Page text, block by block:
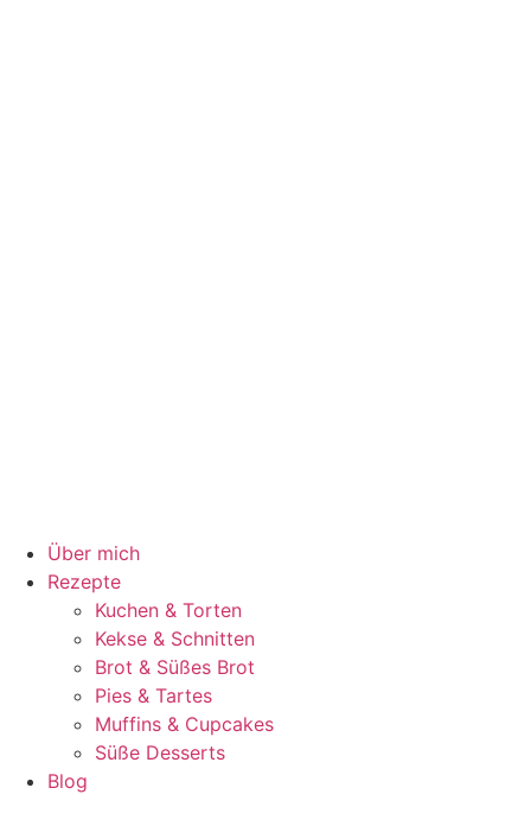
Über mich
Rezepte
Kuchen & Torten
Kekse & Schnitten
Brot & Süßes Brot
Pies & Tartes
Muffins & Cupcakes
Süße Desserts
Blog